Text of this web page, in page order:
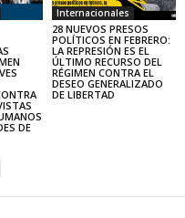
DE
Internacionales
28 NUEVOS PRESOS
POLÍTICOS EN FEBRERO:
LA REPRESIÓN ES EL
ÚLTIMO RECURSO DEL
RÉGIMEN CONTRA EL
DESEO GENERALIZADO
DE LIBERTAD